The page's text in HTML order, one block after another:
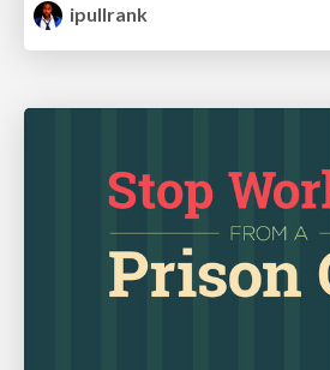
ipullrank